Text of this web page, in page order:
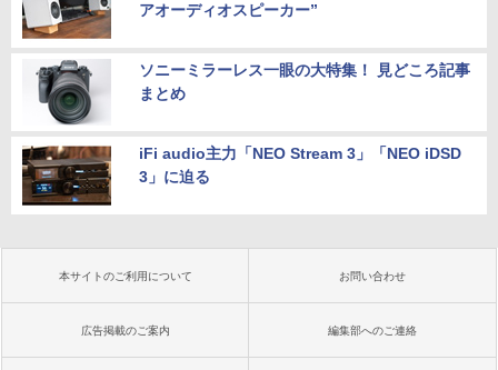
アオーディオスピーカー”
ソニーミラーレス一眼の大特集！ 見どころ記事
まとめ
iFi audio主力「NEO Stream 3」「NEO iDSD
3」に迫る
本サイトのご利用について お問い合わせ
広告掲載のご案内 編集部へのご連絡